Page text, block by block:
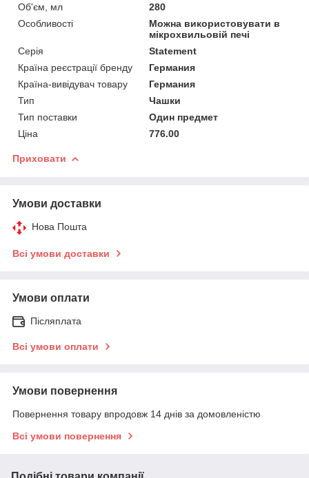
Об'єм, мл
280
Особливості
Можна використовувати в
мікрохвильовій печі
Серія
Statement
Країна реєстрації бренду
Германия
Країна-вивідувач товару
Германия
Тип
Чашки
Тип поставки
Один предмет
Ціна
776.00
Приховати
Умови доставки
Нова Пошта
Всі умови доставки
Умови оплати
Післяплата
Всі умови оплати
Умови повернення
Повернення товару впродовж 14 днів за домовленістю
Всі умови повернення